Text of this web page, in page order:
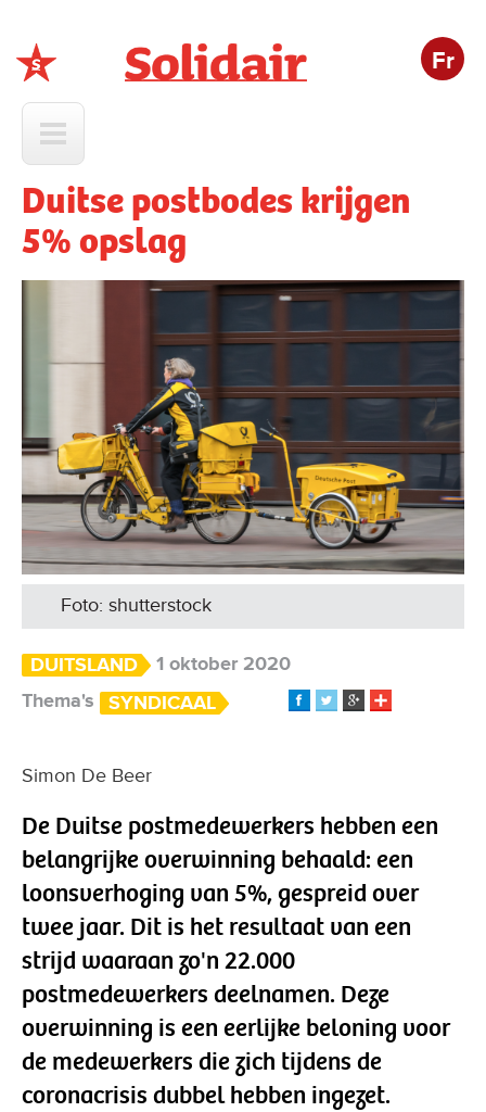
Fr
Duitse postbodes krijgen
5% opslag
Foto: shutterstock
DUITSLAND
1 oktober 2020
Thema's
SYNDICAAL
Simon De Beer
De Duitse postmedewerkers hebben een
belangrijke overwinning behaald: een
loonsverhoging van 5%, gespreid over
twee jaar. Dit is het resultaat van een
strijd waaraan zo'n 22.000
postmedewerkers deelnamen. Deze
overwinning is een eerlijke beloning voor
de medewerkers die zich tijdens de
coronacrisis dubbel hebben ingezet.